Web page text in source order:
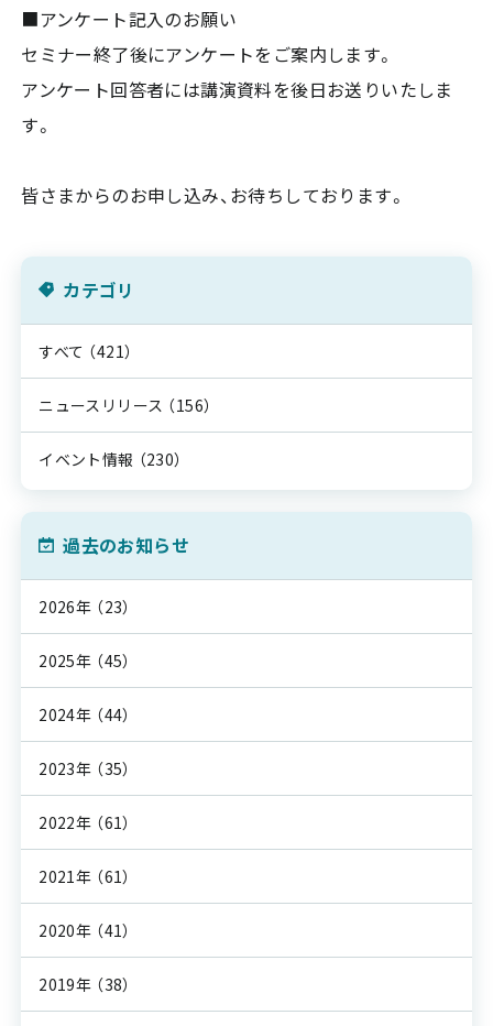
■アンケート記入のお願い
セミナー終了後にアンケートをご案内します。
アンケート回答者には講演資料を後日お送りいたしま
す。
皆さまからのお申し込み、お待ちしております。
カテゴリ
すべて （421）
ニュースリリース （156）
イベント情報 （230）
過去のお知らせ
2026年 （23）
2025年 （45）
2024年 （44）
2023年 （35）
2022年 （61）
2021年 （61）
2020年 （41）
2019年 （38）